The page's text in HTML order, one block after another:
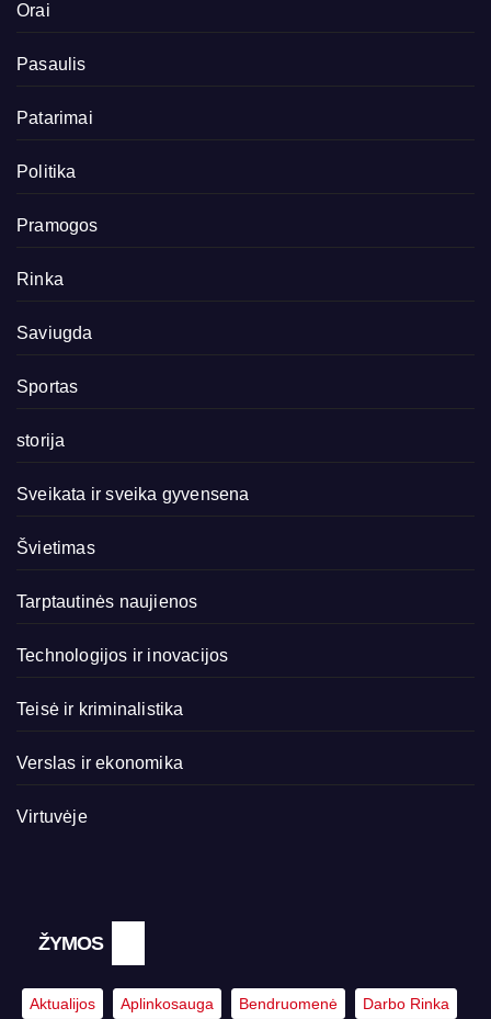
Orai
Pasaulis
Patarimai
Politika
Pramogos
Rinka
Saviugda
Sportas
storija
Sveikata ir sveika gyvensena
Švietimas
Tarptautinės naujienos
Technologijos ir inovacijos
Teisė ir kriminalistika
Verslas ir ekonomika
Virtuvėje
ŽYMOS
Aktualijos Aplinkosauga Bendruomenė Darbo Rinka